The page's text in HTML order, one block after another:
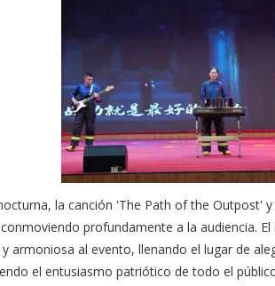
la canción 'The Path of the Outpost'
profundamente a la audiencia.
armoniosa al evento, llenando el lugar de
el entusiasmo patriótico de todo el